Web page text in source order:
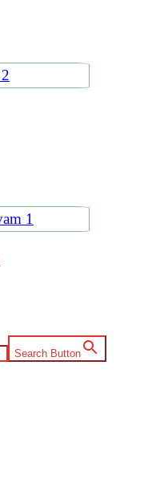
Search Button